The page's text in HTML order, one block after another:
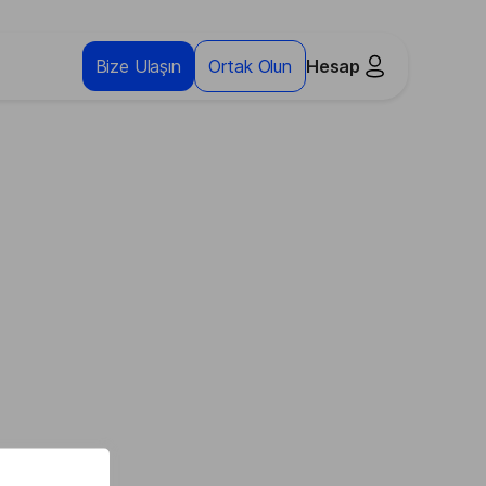
Bize Ulaşın Ortak Olun Hesap